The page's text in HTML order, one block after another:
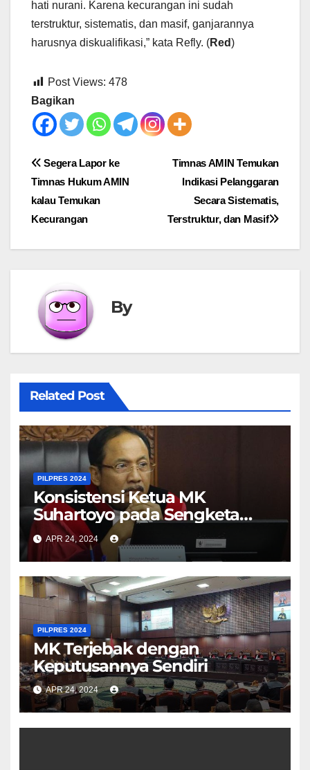
hati nurani. Karena kecurangan ini sudah
terstruktur, sistematis, dan masif, ganjarannya
harusnya diskualifikasi,” kata Refly. (Red)
Post Views: 478
Bagikan
Post
navigation
Timnas AMIN Temukan
Indikasi Pelanggaran
Secara Sistematis,
Terstruktur, dan Masif
Segera Lapor ke
Timnas Hukum AMIN
kalau Temukan
Kecurangan
By
Related Post
PILPRES 2024
Konsistensi Ketua MK
Suhartoyo pada Sengketa
Pilpres 2024 Dipertanyakan
APR 24, 2024
PILPRES 2024
MK Terjebak dengan
Keputusannya Sendiri
APR 24, 2024